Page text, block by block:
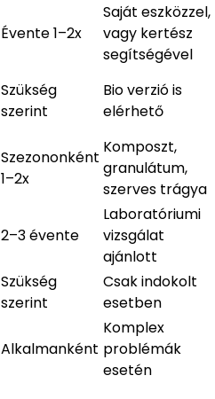
Évente 1–2x
Saját eszközzel,
vagy kertész
segítségével
Szükség
szerint
Bio verzió is
elérhető
Szezononként
1–2x
Komposzt,
granulátum,
szerves trágya
2–3 évente
Laboratóriumi
vizsgálat
ajánlott
Szükség
szerint
Csak indokolt
esetben
Alkalmanként
Komplex
problémák
esetén